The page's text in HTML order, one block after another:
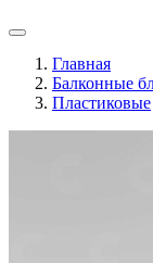
Главная
Балконные
Пластиковые